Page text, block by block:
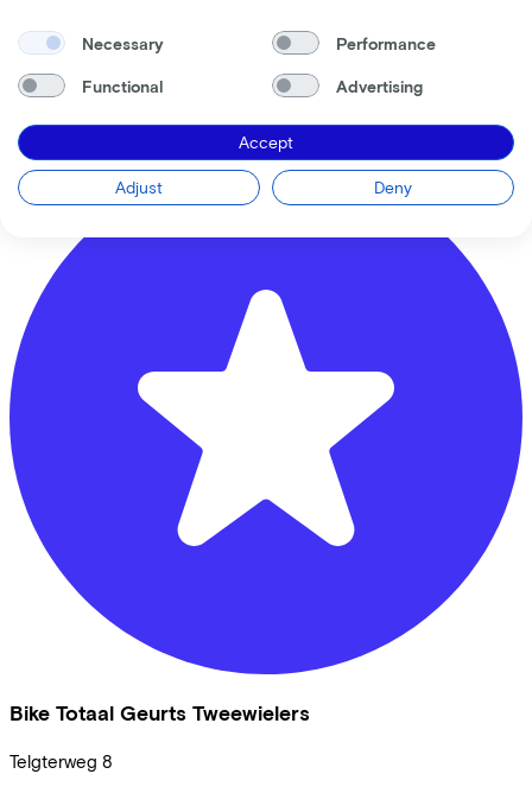
De Fietsenmaker Beusichem
speulmanweg 7a
4112ND Beusichem
Bike Totaal Geurts Tweewielers
Telgterweg 8
Necessary Performance
Functional Advertising
Accept
Adjust Deny